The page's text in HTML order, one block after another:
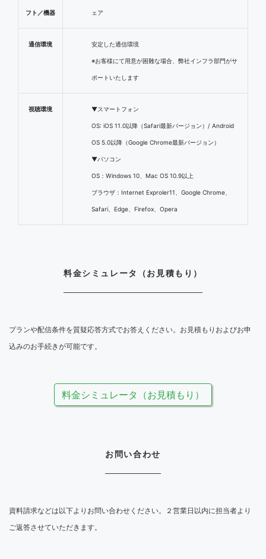
フト／機器 ェア
通信環境 安定した通信環境
※お客様にて用意が困難な場合、弊社インフラ部門がサ
ポートいたします
視聴環境 ▼スマートフォン
OS: iOS 11.0以降（Safari最新バージョン）/ Android
OS 5.0以降（Google Chrome最新バージョン）
▼パソコン
OS：Windows 10、Mac OS 10.9以上
ブラウザ：Internet Exproler11、Google Chrome、
Safari、Edge、Firefox、Opera
料金シミュレータ（お見積もり）
プランや配信条件を質疑応答方式でお答えください。お見積もりおよびお申
込みのお手続きが可能です。
料金シミュレータ（お見積もり）
お問い合わせ
資料請求などは以下よりお問い合わせください。２営業日以内に担当者より
ご返答させていただきます。